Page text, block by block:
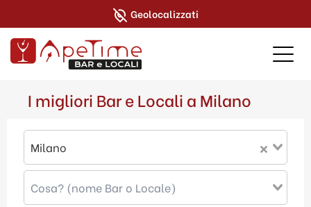
Geolocalizzati
I migliori Bar e Locali a Milano
Milano